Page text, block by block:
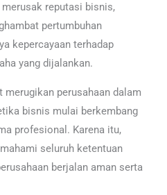
reputasi bisnis,
pertumbuhan
kepercayaan terhadap
yang dijalankan.
perusahaan dalam
bisnis mulai berkembang
profesional. Karena itu,
seluruh ketentuan
berjalan aman serta